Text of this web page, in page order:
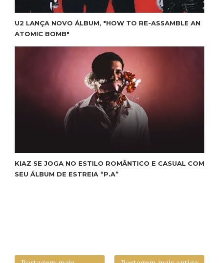
U2 LANÇA NOVO ÁLBUM, "HOW TO RE-ASSAMBLE AN
ATOMIC BOMB"
KIAZ SE JOGA NO ESTILO ROMÂNTICO E CASUAL COM
SEU ÁLBUM DE ESTREIA “P.A”